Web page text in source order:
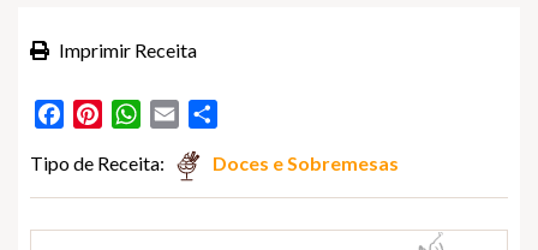
Imprimir Receita
FacebookPinterestWhatsApp
Email
Tipo de Receita: Doces e Sobremesas